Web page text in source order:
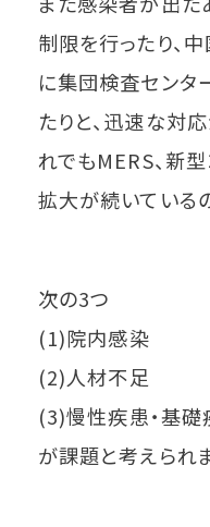
制限を行ったり、
に集団検査センタ
たりと、迅速な対
れでもMERS、新
拡大が続いている
次の3つ
(1)院内感染
(2)人材不足
(3)慢性疾患・基礎
が課題と考えられ